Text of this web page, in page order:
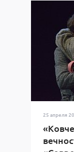
25 апреля